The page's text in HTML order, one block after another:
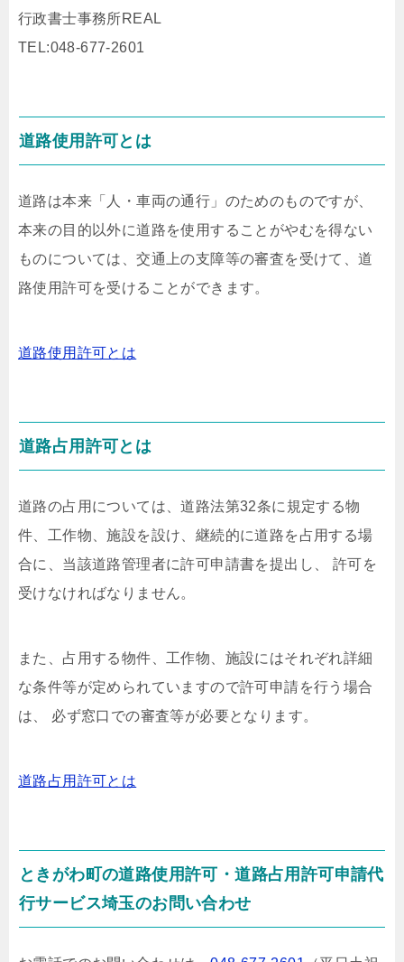
行政書士事務所REAL
TEL:048-677-2601
道路使用許可とは
道路は本来「人・車両の通行」のためのものですが、
本来の目的以外に道路を使用することがやむを得ない
ものについては、交通上の支障等の審査を受けて、道
路使用許可を受けることができます。
道路使用許可とは
道路占用許可とは
道路の占用については、道路法第32条に規定する物
件、工作物、施設を設け、継続的に道路を占用する場
合に、当該道路管理者に許可申請書を提出し、 許可を
受けなければなりません。
また、占用する物件、工作物、施設にはそれぞれ詳細
な条件等が定められていますので許可申請を行う場合
は、 必ず窓口での審査等が必要となります。
道路占用許可とは
ときがわ町の道路使用許可・道路占用許可申請代
行サービス埼玉のお問い合わせ